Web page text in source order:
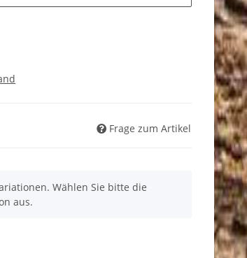
Frage zum Artikel
Wählen Sie bitte die
aus.